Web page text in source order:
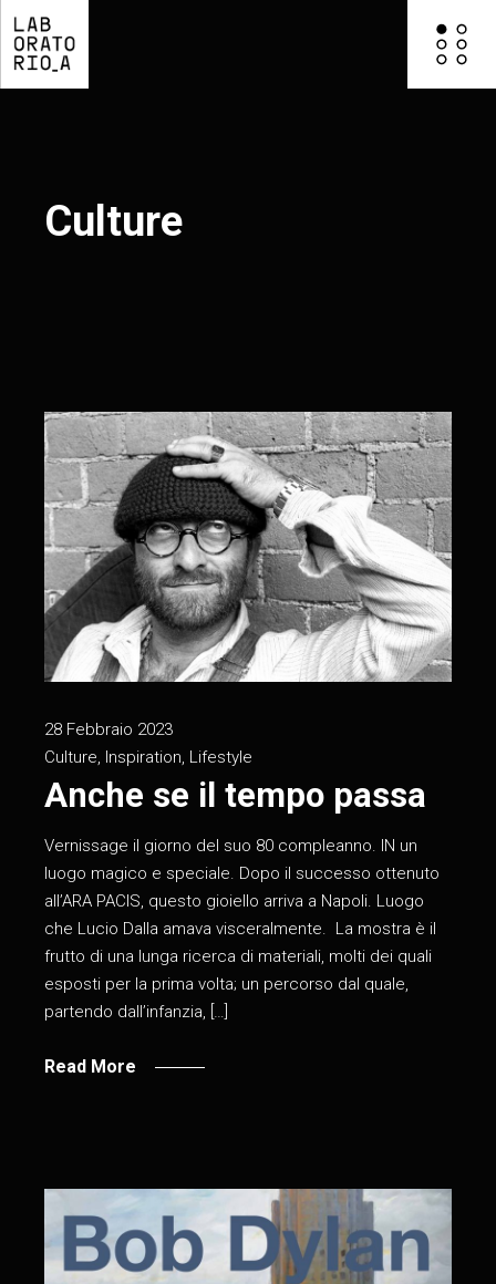
Culture
28 Febbraio 2023
Culture, Inspiration, Lifestyle
Anche se il tempo passa
Vernissage il giorno del suo 80 compleanno. IN un
luogo magico e speciale. Dopo il successo ottenuto
all’ARA PACIS, questo gioiello arriva a Napoli. Luogo
che Lucio Dalla amava visceralmente. La mostra è il
frutto di una lunga ricerca di materiali, molti dei quali
esposti per la prima volta; un percorso dal quale,
partendo dall’infanzia, […]
Read More